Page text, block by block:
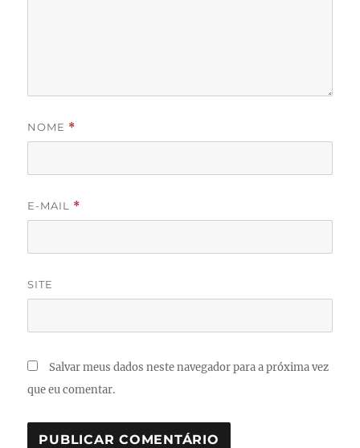
NOME *
E-MAIL *
SITE
Salvar meus dados neste navegador para a próxima vez
que eu comentar.